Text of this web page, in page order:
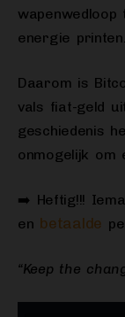
energie
Daarom is
vals fiat-geld
geschiedenis
onmogelijk om
➡️ Heftig!!!
en betaalde
“Keep the